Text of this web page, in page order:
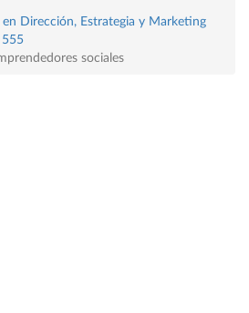
Dirección, Estrategia y Marketing
555
sociales